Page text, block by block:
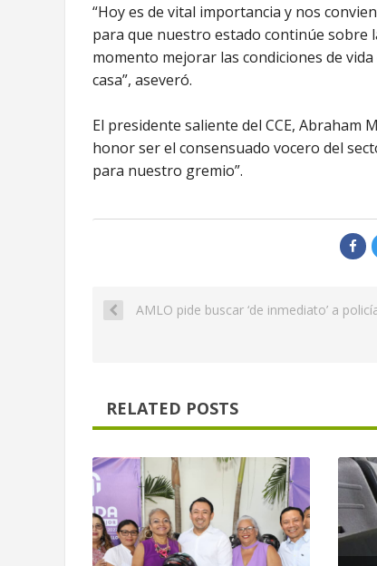
“Hoy es de vital importancia y nos
para que nuestro estado continúe sobre
momento mejorar las condiciones de
casa”, aseveró.
El presidente saliente del CCE, Abraham
honor ser el consensuado vocero del
para nuestro gremio”.
AMLO pide buscar ‘de inmediato’ a policía
RELATED POSTS